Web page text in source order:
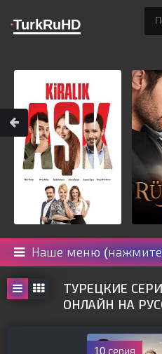
Наше меню
ТУРЕЦКИЕ
ОНЛАЙН НА
10 серия
TurkRuHD